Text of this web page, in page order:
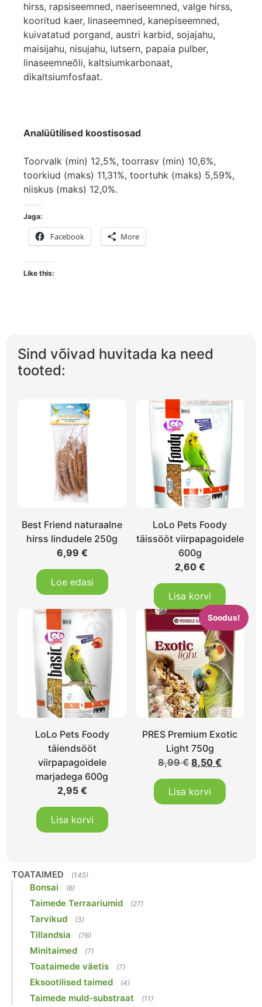
hirss, rapsiseemned, naeriseemned, valge hirss,
kooritud kaer, linaseemned, kanepiseemned,
kuivatatud porgand, austri karbid, sojajahu,
maisijahu, nisujahu, lutsern, papaia pulber,
linaseemneõli, kaltsiumkarbonaat,
dikaltsiumfosfaat.
Analüütilised koostisosad
Toorvalk (min) 12,5%, toorrasv (min) 10,6%,
toorkiud (maks) 11,31%, toortuhk (maks) 5,59%,
niiskus (maks) 12,0%.
Jaga:
Facebook More
Like this:
Sind võivad huvitada ka need
tooted:
Best Friend naturaalne
hirss lindudele 250g
6,99 €
Loe edasi
LoLo Pets Foody
täissööt viirpapagoidele
600g
2,60 €
Lisa korvi
LoLo Pets Foody
täiendsööt
viirpapagoidele
marjadega 600g
2,95 €
Lisa korvi
Soodus!
PRES Premium Exotic
Light 750g
8,99€ 8,50€
Lisa korvi
TOATAIMED (145)
Bonsai (6)
Taimede Terraariumid (27)
Tarvikud (3)
Tillandsia (76)
Minitaimed (7)
Toataimede väetis (7)
Eksootilised taimed (4)
Taimede muld-substraat (11)